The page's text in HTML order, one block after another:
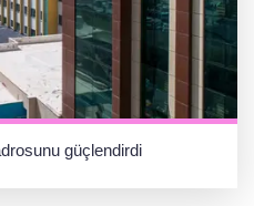
güçlendirdi